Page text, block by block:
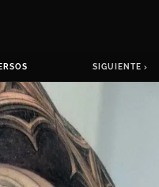
SIGUIENTE ›